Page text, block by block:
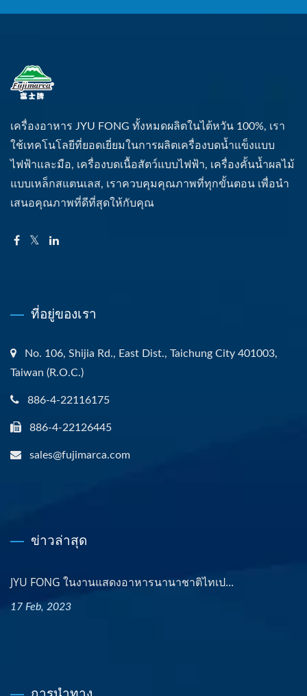
เครื่องอาหาร JYU FONG ทั้งหมดผลิตในไต้หวัน 100%, เรา
ใช้เทคโนโลยีที่ยอดเยี่ยมในการผลิตเครื่องบดน้ำแข็งแบบ
ไฟฟ้าและมือ, เครื่องบดเนื้อสัตว์แบบไฟฟ้า, เครื่องคั้นน้ำผลไม้
แบบเหล็กสแตนเลส, เราควบคุมคุณภาพที่ทุกขั้นตอน เพื่อนำ
เสนอคุณภาพที่ดีที่สุดให้กับคุณ
ที่อยู่ของเรา
No. 106, Shijia Rd., East Dist., Taichung City 401003,
Taiwan (R.O.C.)
886-4-22116175
886-4-22126445
sales@fujimarca.com
ข่าวล่าสุด
JYU FONG ในงานแสดงอาหารนานาชาติไทเป...
17 Feb, 2023